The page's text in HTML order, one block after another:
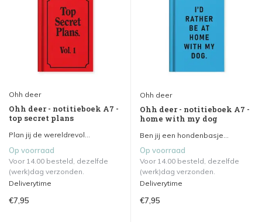
Ohh deer
Ohh deer - notitieboek A7 -
top secret plans
Plan jij de wereldrevol...
Op voorraad
Voor 14.00 besteld, dezelfde
(werk)dag verzonden.
Deliverytime
€7,95
Ohh deer
Ohh deer - notitieboek A7 -
home with my dog
Ben jij een hondenbasje...
Op voorraad
Voor 14.00 besteld, dezelfde
(werk)dag verzonden.
Deliverytime
€7,95